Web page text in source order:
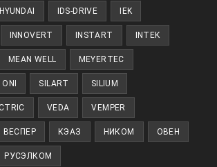
HYUNDAI IDS-DRIVE IEK
INNOVERT INSTART INTEK
MEAN WELL MEYERTEC
ONI SILART SILIUM
VEDA VEMPER
ВЕСПЕР КЭАЗ НИКОМ ОВЕН
РУСЭЛКОМ